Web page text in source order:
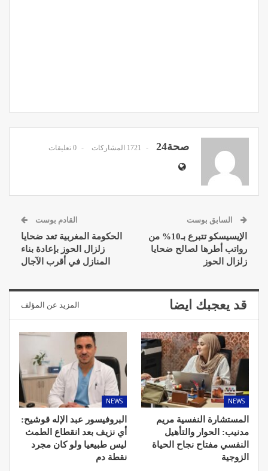
صحة24 1721 المشاركات 0 تعليقات
السابق بوست
الإيسيسكو تتبرع بـ10% من
رواتب أطرها لصالح ضحايا
زلزال الحوز
القادم بوست
الحكومة المغربية تعد ضحايا
زلزال الحوز بإعادة بناء
المنازل في أقرب الآجال
قد يعجبك ايضا المزيد عن المؤلف
NEWS
المستشارة النفسية مريم
مدنيب: الحوار والتأهيل
النفسي مفتاح نجاح الحياة
الزوجية
NEWS
البروفيسور عبد الإله قوشيح:
أي نزيف بعد انقطاع الطمث
ليس طبيعيا ولو كان مجرد
نقطة دم